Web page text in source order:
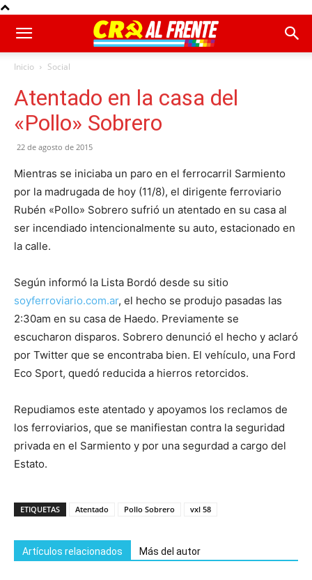
Inicio Social
Atentado en la casa del
«Pollo» Sobrero
22 de agosto de 2015
Mientras se iniciaba un paro en el ferrocarril Sarmiento
por la madrugada de hoy (11/8), el dirigente ferroviario
Rubén «Pollo» Sobrero sufrió un atentado en su casa al
ser incendiado intencionalmente su auto, estacionado en
la calle.
Según informó la Lista Bordó desde su sitio
soyferroviario.com.ar, el hecho se produjo pasadas las
2:30am en su casa de Haedo. Previamente se
escucharon disparos. Sobrero denunció el hecho y aclaró
por Twitter que se encontraba bien. El vehículo, una Ford
Eco Sport, quedó reducida a hierros retorcidos.
Repudiamos este atentado y apoyamos los reclamos de
los ferroviarios, que se manifiestan contra la seguridad
privada en el Sarmiento y por una segurdad a cargo del
Estato.
ETIQUETAS Atentado Pollo Sobrero vxl 58
Artículos relacionados Más del autor